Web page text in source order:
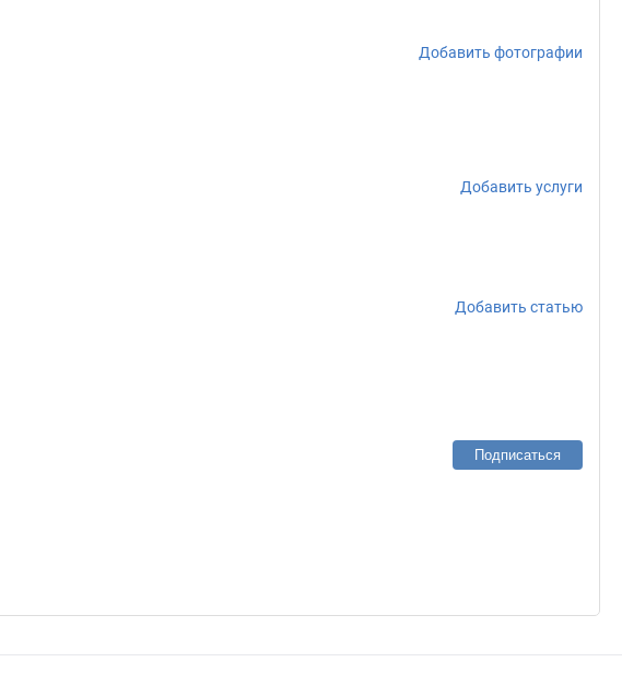
Добавить фотографии
Добавить услуги
Добавить статью
Подписаться